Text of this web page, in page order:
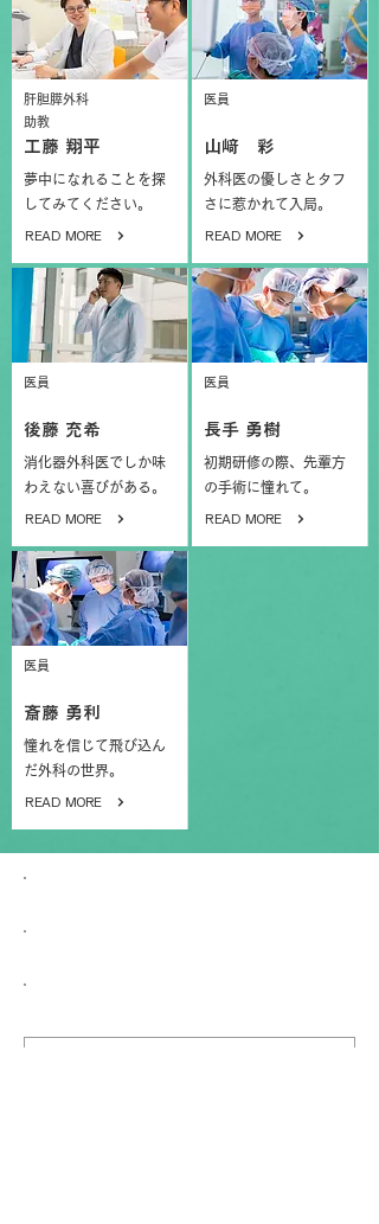
肝胆膵外科
助教
工藤 翔平
夢中になれることを探
してみてください。
READ MORE
医員
後藤 充希
消化器外科医でしか味
わえない喜びがある。
READ MORE
医員
斎藤 勇利
憧れを信じて飛び込ん
だ外科の世界。
READ MORE
医員
山﨑 彩
外科医の優しさとタフ
さに惹かれて入局。
READ MORE
医員
長手 勇樹
初期研修の際、先輩方
の手術に憧れて。
READ MORE